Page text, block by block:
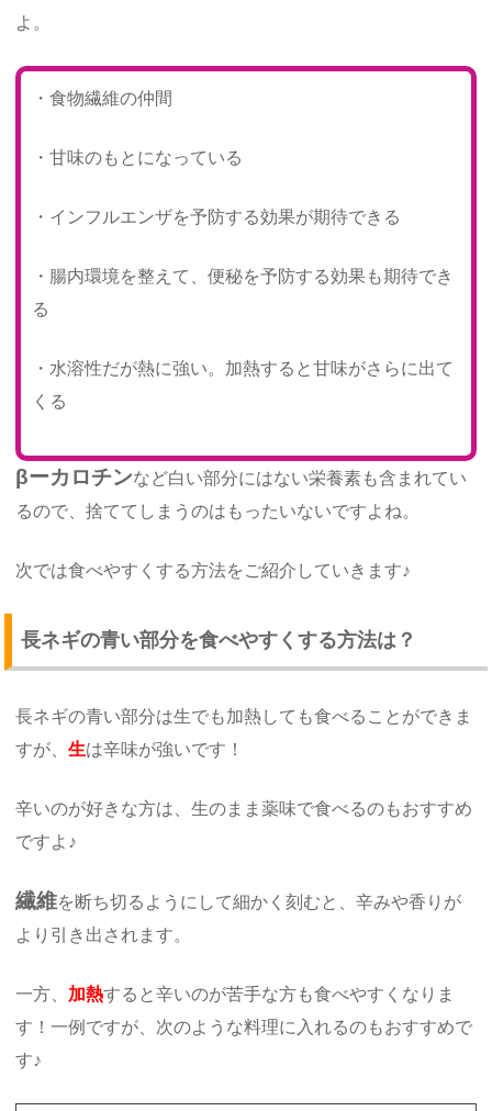
よ。
・食物繊維の仲間
・甘味のもとになっている
・インフルエンザを予防する効果が期待できる
・腸内環境を整えて、便秘を予防する効果も期待でき
る
・水溶性だが熱に強い。加熱すると甘味がさらに出て
くる
βーカロチンなど白い部分にはない栄養素も含まれてい
るので、捨ててしまうのはもったいないですよね。
次では食べやすくする方法をご紹介していきます♪
長ネギの青い部分を食べやすくする方法は？
長ネギの青い部分は生でも加熱しても食べることができま
すが、生は辛味が強いです！
辛いのが好きな方は、生のまま薬味で食べるのもおすすめ
ですよ♪
繊維を断ち切るようにして細かく刻むと、辛みや香りが
より引き出されます。
一方、 加熱すると辛いのが苦手な方も食べやすくなりま
す！一例ですが、次のような料理に入れるのもおすすめで
す♪